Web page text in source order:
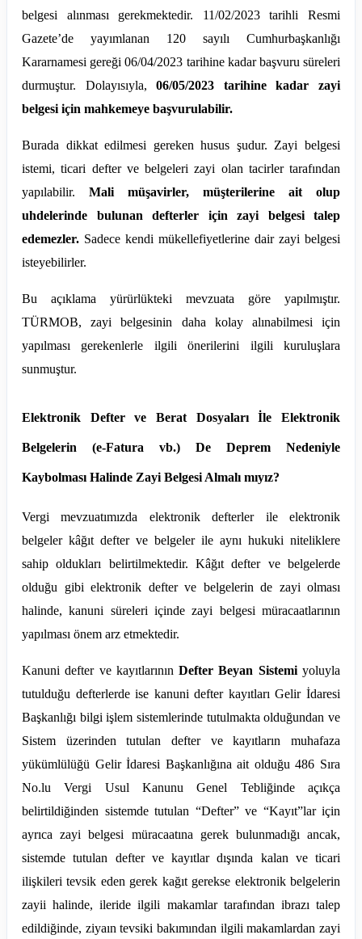
belgesi alınması gerekmektedir. 11/02/2023 tarihli Resmi
Gazete’de yayımlanan 120 sayılı Cumhurbaşkanlığı
Kararnamesi gereği 06/04/2023 tarihine kadar başvuru süreleri
durmuştur. Dolayısıyla,06/05/2023 tarihine kadar zayi
belgesi için mahkemeye başvurulabilir.
Burada dikkat edilmesi gereken husus şudur. Zayi belgesi
istemi, ticari defter ve belgeleri zayi olan tacirler tarafından
yapılabilir. Mali müşavirler, müşterilerine ait olup
uhdelerinde bulunan defterler için zayi belgesi talep
edemezler. Sadece kendi mükellefiyetlerine dair zayi belgesi
isteyebilirler.
Bu açıklama yürürlükteki mevzuata göre yapılmıştır.
TÜRMOB, zayi belgesinin daha kolay alınabilmesi için
yapılması gerekenlerle ilgili önerilerini ilgili kuruluşlara
sunmuştur.
Elektronik Defter ve Berat Dosyaları İle Elektronik
Belgelerin (e-Fatura vb.) De Deprem Nedeniyle
Kaybolması Halinde Zayi Belgesi Almalı mıyız?
Vergi mevzuatımızda elektronik defterler ile elektronik
belgeler kâğıt defter ve belgeler ile aynı hukuki niteliklere
sahip oldukları belirtilmektedir. Kâğıt defter ve belgelerde
olduğu gibi elektronik defter ve belgelerin de zayi olması
halinde, kanuni süreleri içinde zayi belgesi müracaatlarının
yapılması önem arz etmektedir.
Kanuni defter ve kayıtlarınınDefter Beyan Sistemiyoluyla
tutulduğu defterlerde ise kanuni defter kayıtları Gelir İdaresi
Başkanlığı bilgi işlem sistemlerinde tutulmakta olduğundan ve
Sistem üzerinden tutulan defter ve kayıtların muhafaza
yükümlülüğü Gelir İdaresi Başkanlığına ait olduğu 486 Sıra
No.lu Vergi Usul Kanunu Genel Tebliğinde açıkça
belirtildiğinden sistemde tutulan “Defter” ve “Kayıt”lar için
ayrıca zayi belgesi müracaatına gerek bulunmadığı ancak,
sistemde tutulan defter ve kayıtlar dışında kalan ve ticari
ilişkileri tevsik eden gerek kağıt gerekse elektronik belgelerin
zayii halinde, ileride ilgili makamlar tarafından ibrazı talep
edildiğinde, ziyaın tevsiki bakımından ilgili makamlardan zayi